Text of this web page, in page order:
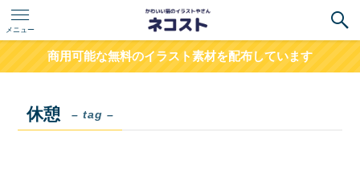
メニュー
商用可能な無料のイラスト素材を配布しています
休憩 – tag –